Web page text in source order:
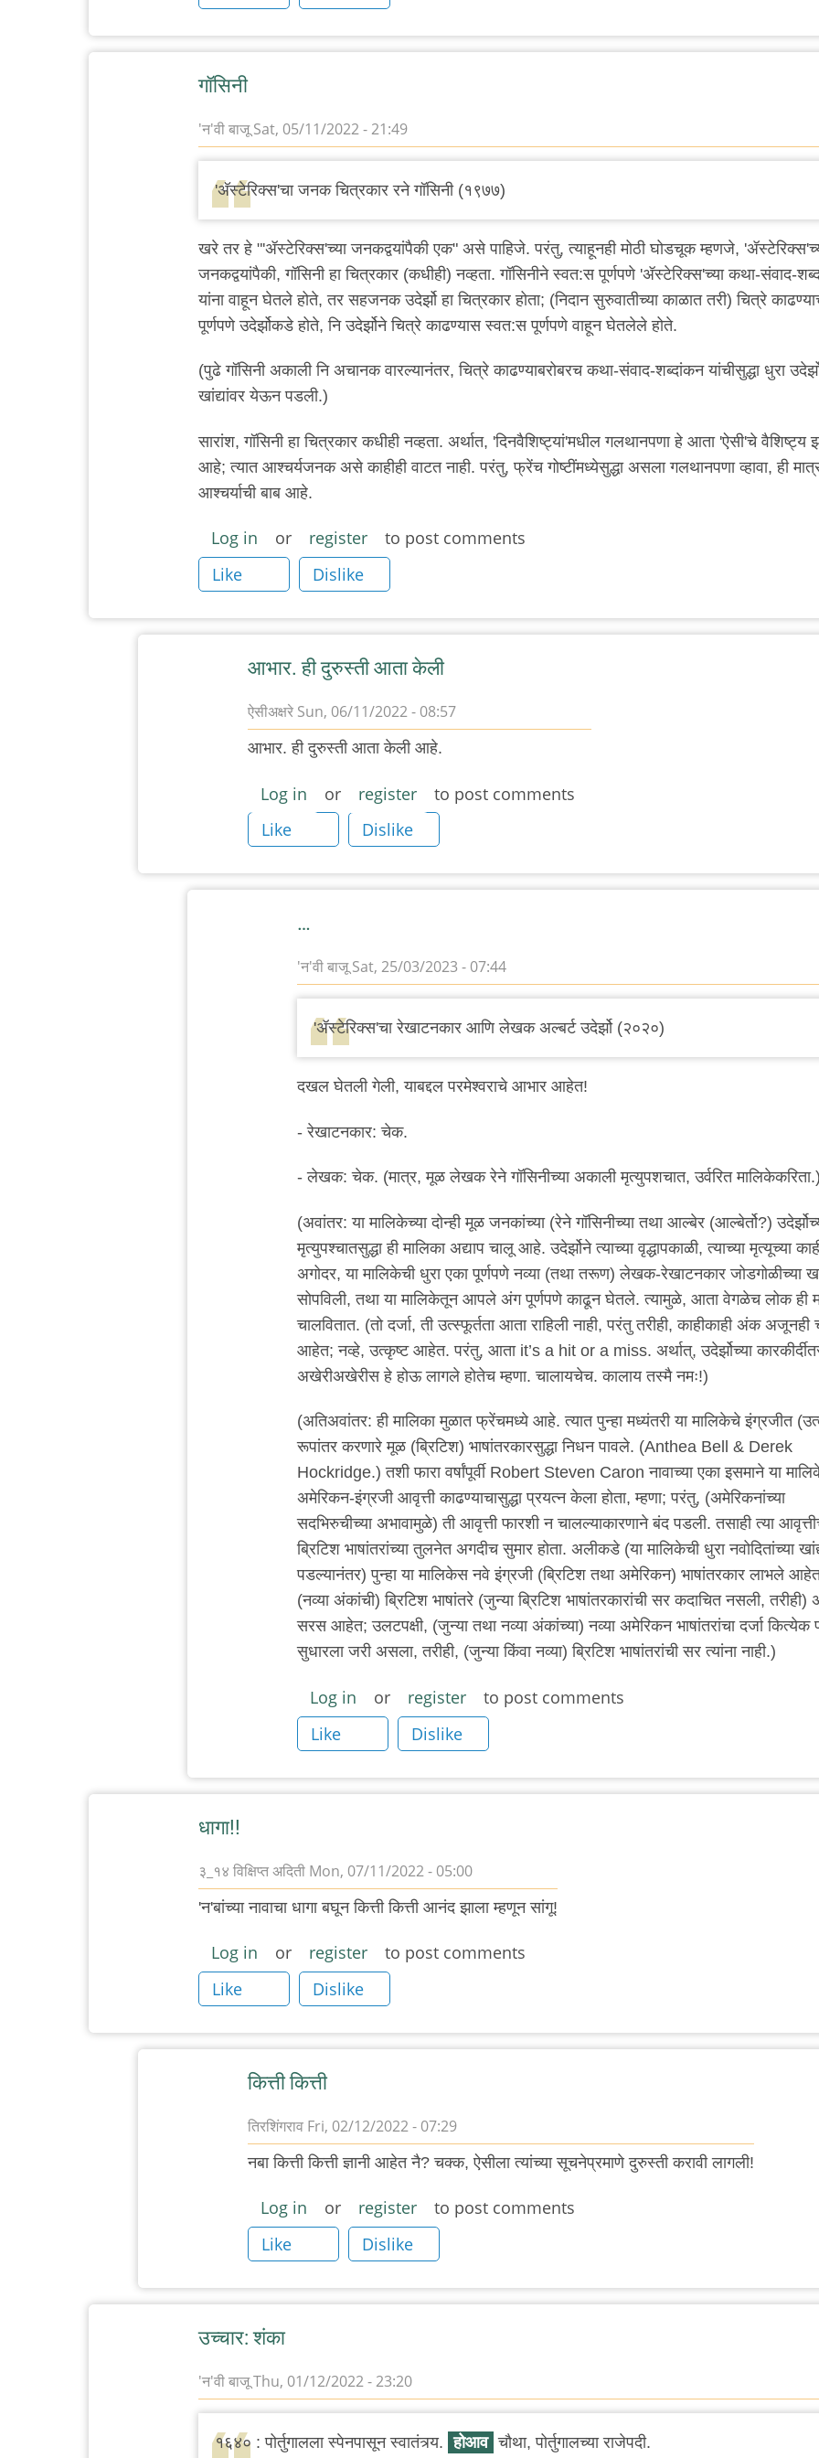
गॉसिनी
'न'वी बाजूSat, 05/11/2022 - 21:49
'अ‍ॅस्टेरिक्स'चा जनक चित्रकार रने गॉसिनी (१९७७)
खरे तर हे "'ॲस्टेरिक्स'च्या जनकद्वयांपैकी एक" असे पाहिजे. परंतु, त्याहूनही मोठी घोडचूक म्हणजे,
जनकद्वयांपैकी, गॉसिनी हा चित्रकार (कधीही) नव्हता. गॉसिनीने स्वत:स पूर्णपणे 'ॲस्टेरिक्स'च्या कथा-संवाद-
यांना वाहून घेतले होते, तर सहजनक उदेर्झो हा चित्रकार होता; (निदान सुरुवातीच्या काळात तरी) चित्रे
पूर्णपणे उदेर्झोकडे होते, नि उदेर्झोने चित्रे काढण्यास स्वत:स पूर्णपणे वाहून घेतलेले होते.
(पुढे गॉसिनी अकाली नि अचानक वारल्यानंतर, चित्रे काढण्याबरोबरच कथा-संवाद-शब्दांकन यांचीसुद्धा धुरा
खांद्यांवर येऊन पडली.)
सारांश, गॉसिनी हा चित्रकार कधीही नव्हता. अर्थात, 'दिनवैशिष्ट्यां'मधील गलथानपणा हे आता 'ऐसी'चे वैशिष्ट्य
आहे; त्यात आश्चर्यजनक असे काहीही वाटत नाही. परंतु, फ्रेंच गोष्टींमध्येसुद्धा असला गलथानपणा व्हावा, ही
आश्चर्याची बाब आहे.
Log in or register
to post comments
Like
Dislike
आभार. ही दुरुस्ती आता केली
ऐसीअक्षरे Sun, 06/11/2022 - 08:57
In
गॉसिनी
by
बाजू
आभार. ही दुरुस्ती आता केली आहे.
Log in or register
to post comments
Like
Dislike
…
'न'वी बाजूSat, 25/03/2023 - 07:44
reply
ही
दुरुस्ती
केली
ऐसीअक्षरे
'ॲस्टेरिक्स'चा रेखाटनकार आणि लेखक अल्बर्ट उदेर्झो (२०२०)
दखल घेतली गेली, याबद्दल परमेश्वराचे आभार आहेत!
- रेखाटनकार: चेक.
- लेखक: चेक. (मात्र, मूळ लेखक रेने गॉसिनीच्या अकाली मृत्युपशचात, उर्वरित मालिकेकरिता.)
(अवांतर: या मालिकेच्या दोन्ही मूळ जनकांच्या (रेने गॉसिनीच्या तथा आल्बेर (आल्बेर्तो?)
मृत्युपश्चातसुद्धा ही मालिका अद्याप चालू आहे. उदेर्झोने त्याच्या वृद्धापकाळी, त्याच्या मृत्यूच्या
अगोदर, या मालिकेची धुरा एका पूर्णपणे नव्या (तथा तरूण) लेखक-रेखाटनकार जोडगोळीच्या
सोपविली, तथा या मालिकेतून आपले अंग पूर्णपणे काढून घेतले. त्यामुळे, आता वेगळेच लोक ही
चालवितात. (तो दर्जा, ती उत्स्फूर्तता आता राहिली नाही, परंतु तरीही, काहीकाही अंक अजूनही
आहेत; नव्हे, उत्कृष्ट आहेत. परंतु, आता it’s a hit or a miss. अर्थात्, उदेर्झोच्या
अखेरीअखेरीस हे होऊ लागले होतेच म्हणा. चालायचेच. कालाय तस्मै नमः!)
(अतिअवांतर: ही मालिका मुळात फ्रेंचमध्ये आहे. त्यात पुन्हा मध्यंतरी या मालिकेचे इंग्रजीत
रूपांतर करणारे मूळ (ब्रिटिश) भाषांतरकारसुद्धा निधन पावले. (Anthea Bell & Derek
Hockridge.) तशी फारा वर्षांपूर्वी Robert Steven Caron नावाच्या एका इसमाने या
अमेरिकन-इंग्रजी आवृत्ती काढण्याचासुद्धा प्रयत्न केला होता, म्हणा; परंतु, (अमेरिकनांच्या
सदभिरुचीच्या अभावामुळे) ती आवृत्ती फारशी न चालल्याकारणाने बंद पडली. तसाही त्या
ब्रिटिश भाषांतरांच्या तुलनेत अगदीच सुमार होता. अलीकडे (या मालिकेची धुरा नवोदितांच्या
पडल्यानंतर) पुन्हा या मालिकेस नवे इंग्रजी (ब्रिटिश तथा अमेरिकन) भाषांतरकार लाभले
(नव्या अंकांची) ब्रिटिश भाषांतरे (जुन्या ब्रिटिश भाषांतरकारांची सर कदाचित नसली, तरीही)
सरस आहेत; उलटपक्षी, (जुन्या तथा नव्या अंकांच्या) नव्या अमेरिकन भाषांतरांचा दर्जा कित्येक
सुधारला जरी असला, तरीही, (जुन्या किंवा नव्या) ब्रिटिश भाषांतरांची सर त्यांना नाही.)
Log in or register
to post comments
Like
Dislike
धागा!!
३_१४ विक्षिप्त अदिती Mon, 07/11/2022 - 05:00
'न'बांच्या नावाचा धागा बघून कित्ती कित्ती आनंद झाला म्हणून सांगू!
Log in or register
to post comments
Like
Dislike
कित्ती कित्ती
तिरशिंगराव Fri, 02/12/2022 - 07:29
In
धागा!!
by
विक्षिप्त
अदिती
नबा कित्ती कित्ती ज्ञानी आहेत नै? चक्क, ऐसीला त्यांच्या सूचनेप्रमाणे दुरुस्ती करावी लागली!
Log in or register
to post comments
Like
Dislike
उच्चार: शंका
'न'वी बाजूThu, 01/12/2022 - 23:20
१६४० : पोर्तुगालला स्पेनपासून स्वातंत्र्य. होआव चौथा, पोर्तुगालच्या राजेपदी.